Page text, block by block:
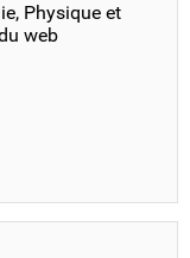
Physique et
web